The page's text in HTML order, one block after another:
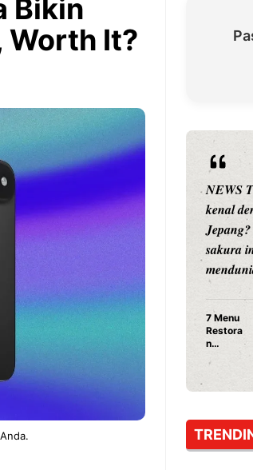
Bikin
Worth It?
NEWS TNG– Siapa yang tidak
kenal dengan kelezatan masakan
Jepang? Kuliner dari negeri
sakura ini memang sudah
mendunia dan punya ...
Cuma